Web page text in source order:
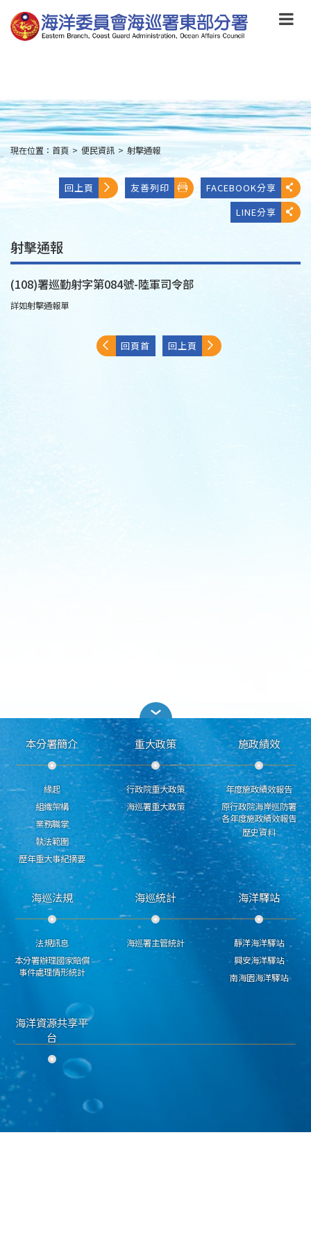
到
主
要
main
content
:::
現在位置： 首頁 > 便民資訊 > 射擊通報
回上頁 友善列印
FACEBOOK分享
LINE分享
射擊通報
(108)署巡勤射字第084號-陸軍司令部
詳如射擊通報單
回頁首 回上頁
本分署簡介
緣起
組織架構
業務職掌
執法範圍
歷年重大事紀摘要
重大政策
行政院重大政策
海巡署重大政策
施政績效
年度施政績效報告
原行政院海岸巡防署
各年度施政績效報告
歷史資料
海巡法規
法規訊息
本分署辦理國家賠償
事件處理情形統計
海巡統計
海巡署主管統計
海洋驛站
靜洋海洋驛站
興安海洋驛站
南海園海洋驛站
海洋資源共享平
台